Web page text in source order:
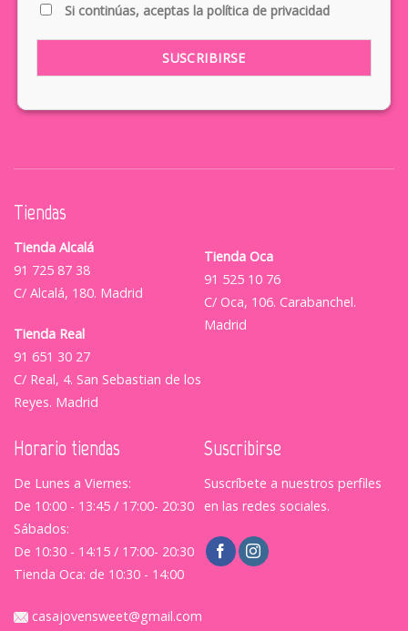
Si continúas, aceptas la política de privacidad
Tiendas
Tienda Alcalá
91 725 87 38
C/ Alcalá, 180. Madrid
Tienda Real
91 651 30 27
C/ Real, 4. San Sebastian de los
Reyes. Madrid
Tienda Oca
91 525 10 76
C/ Oca, 106. Carabanchel.
Madrid
Horario tiendas
De Lunes a Viernes:
De 10:00 - 13:45 / 17:00- 20:30
Sábados:
De 10:30 - 14:15 / 17:00- 20:30
Tienda Oca: de 10:30 - 14:00
Suscribirse
Suscríbete a nuestros perfiles
en las redes sociales.
casajovensweet@gmail.com